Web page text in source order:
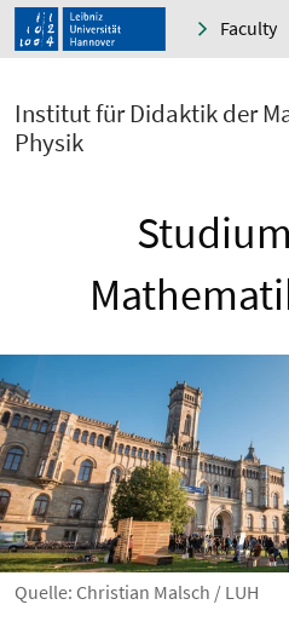
Faculty
Institut für Didaktik der
Physik
Quelle: Christian Malsch / LUH